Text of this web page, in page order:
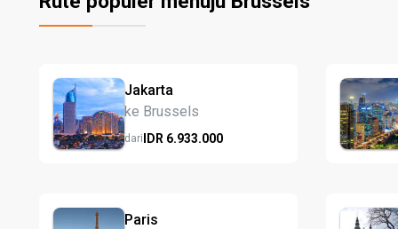
Jakarta
ke Brussels
dariIDR 6.933.000
Paris